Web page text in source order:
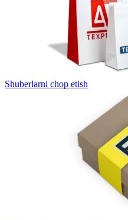
Shuberlarni chop etish